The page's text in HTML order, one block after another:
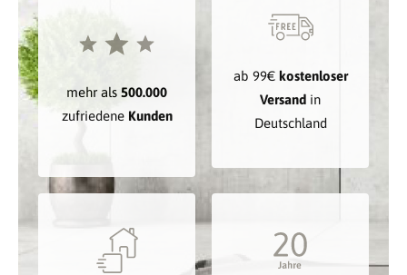
mehr als 500.000
zufriedene Kunden
ab 99€ kostenloser
Versand in
Deutschland